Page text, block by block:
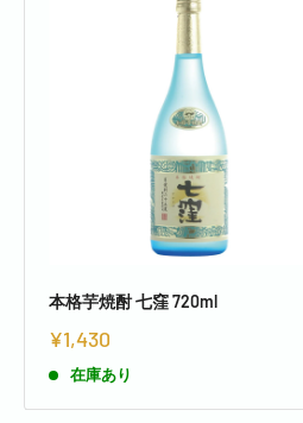
本格芋焼酎 七窪 720ml
¥1,430
在庫あり